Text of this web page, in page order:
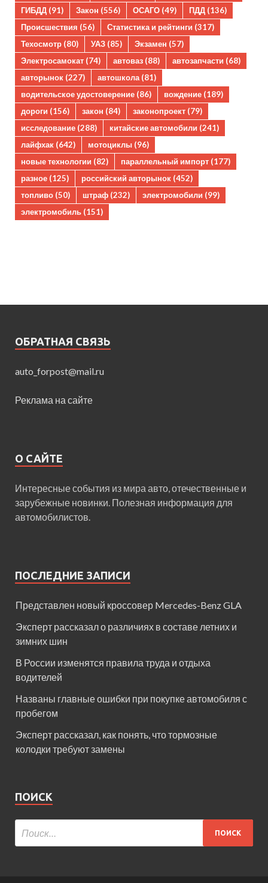
ГИБДД (91) Закон (556) ОСАГО (49) ПДД (136)
Происшествия (56) Статистика и рейтинги (317)
Техосмотр (80) УАЗ (85) Экзамен (57)
Электросамокат (74) автоваз (88) автозапчасти (68)
авторынок (227) автошкола(81)
водительское удостоверение (86) вождение (189)
дороги (156) закон (84) законопроект (79)
исследование (288) китайские автомобили (241)
лайфхак (642) мотоциклы (96)
новые технологии (82) параллельный импорт (177)
разное (125) российский авторынок (452)
топливо (50) штраф (232) электромобили (99)
электромобиль (151)
ОБРАТНАЯ СВЯЗЬ
auto_forpost@mail.ru
Реклама на сайте
О САЙТЕ
Интересные события из мира авто, отечественные и
зарубежные новинки. Полезная информация для
автомобилистов.
ПОСЛЕДНИЕ ЗАПИСИ
Представлен новый кроссовер Mercedes-Benz GLA
Эксперт рассказал о различиях в составе летних и
зимних шин
В России изменятся правила труда и отдыха
водителей
Названы главные ошибки при покупке автомобиля с
пробегом
Эксперт рассказал, как понять, что тормозные
колодки требуют замены
ПОИСК